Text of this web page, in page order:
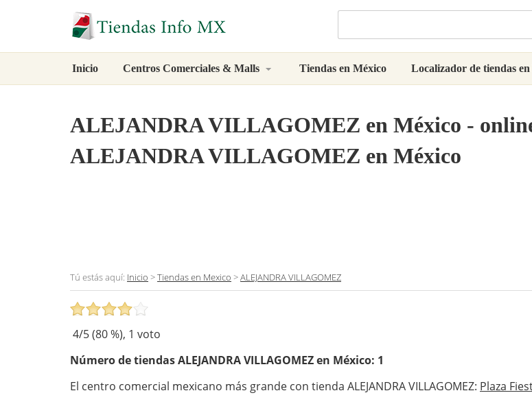
Inicio Centros Comerciales & Malls Tiendas en México Localizador de tiendas
ALEJANDRA VILLAGOMEZ en México -
ALEJANDRA VILLAGOMEZ en México
Tú estás aquí: Inicio >Tiendas en Mexico >ALEJANDRA VILLAGOMEZ
4/5 (80%), 1 voto
Número de tiendasALEJANDRA VILLAGOMEZen México: 1
El centro comercial mexicano más grande con tienda ALEJANDRA VILLAGOMEZ: Plaza